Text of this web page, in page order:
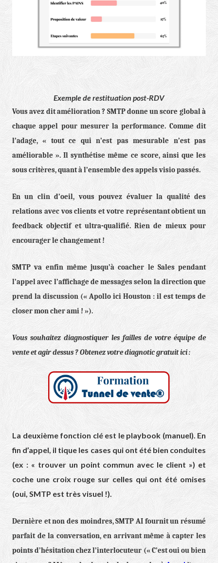
Exemple de restituation post-RDV
Vous avez dit amélioration ? SMTP donne un score global à
chaque appel pour mesurer la performance. Comme dit
l’adage, « tout ce qui n’est pas mesurable n’est pas
améliorable ». Il synthétise même ce score, ainsi que les
sous critères, quant à l’ensemble des appels visio passés.
En un clin d’oeil, vous pouvez évaluer la qualité des
relations avec vos clients et votre représentant obtient un
feedback objectif et ultra-qualifié. Rien de mieux pour
encourager le changement !
SMTP va enfin même jusqu’à coacher le Sales pendant
l’appel avec l’affichage de messages selon la direction que
prend la discussion (« Apollo ici Houston : il est temps de
closer mon cher ami ! »).
Vous souhaitez diagnostiquer les failles de votre équipe de
vente et agir dessus ? Obtenez votre diagnotic gratuit ici :
La deuxième fonction clé est le playbook (manuel). En
fin d’appel, il tique les cases qui ont été bien conduites
(ex : « trouver un point commun avec le client ») et
coche une croix rouge sur celles qui ont été omises
(oui, SMTP est très visuel !).
Dernière et non des moindres, SMTP AI fournit un résumé
parfait de la conversation, en arrivant même à capter les
points d’hésitation chez l’interlocuteur (« C’est oui ou bien